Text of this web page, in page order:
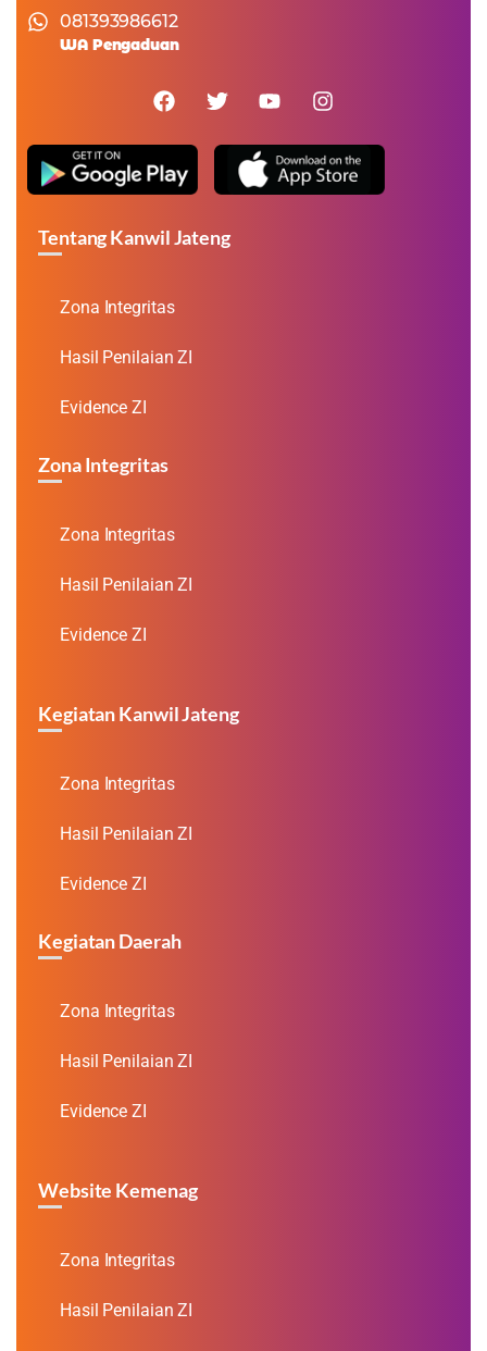
081393986612
WA Pengaduan
Tentang Kanwil Jateng
Zona Integritas
Hasil Penilaian ZI
Evidence ZI
Zona Integritas
Zona Integritas
Hasil Penilaian ZI
Evidence ZI
Kegiatan Kanwil Jateng
Zona Integritas
Hasil Penilaian ZI
Evidence ZI
Kegiatan Daerah
Zona Integritas
Hasil Penilaian ZI
Evidence ZI
Website Kemenag
Zona Integritas
Hasil Penilaian ZI